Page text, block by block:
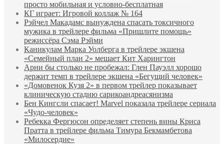
просто мобильная и условно-бесплатная
КГ играет: Игровой коллаж № 164
Рэйчел Макадамс вынуждена спасать токсичного
мужика в трейлере фильма «Пришлите помощь»
режиссёра Сэма Рэйми
Каникулам Марка Уолберга в трейлере экшена
«Семейный план 2» мешает Кит Харингтон
Арни бы столько не пробежал: Глен Пауэлл хорошо
держит темп в трейлере экшена «Бегущий человек»
«Домовенок Кузя 2» в первом трейлер показывает
клиническую стадию сарикоандреасянизма
Бен Кингсли спасает! Marvel показала трейлере сериала
«Чудо-человек»
Ребекка Фергюсон определяет степень вины Криса
Пратта в трейлере фильма Тимура Бекмамбетова
«Милосердие»